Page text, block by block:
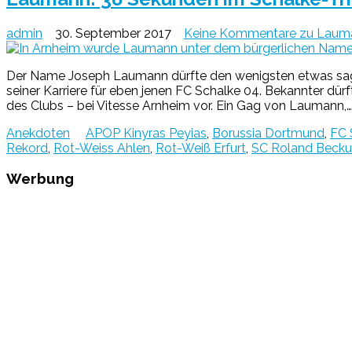
admin 30. September 2017 Keine Kommentare zu
Der Name Joseph Laumann dürfte den wenigsten etwas
seiner Karriere für eben jenen FC Schalke 04. Bekannter
des Clubs – bei Vitesse Arnheim vor. Ein Gag von Laumann,…
Anekdoten
APOP Kinyras Peyias Borussia Dortmund FC
Rekord Rot-Weiss Ahlen Rot-Weiß Erfurt SC Roland
Werbung